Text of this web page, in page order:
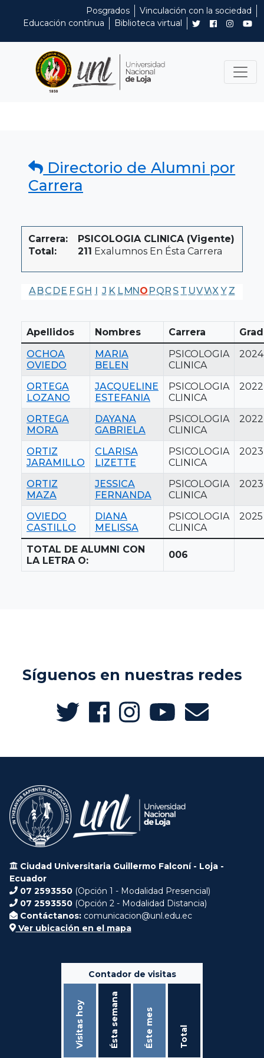
Posgrados
Vinculación con la sociedad
Educación contínua
Biblioteca virtual
Directorio de Alumni por
Carrera
Carrera:
PSICOLOGIA CLINICA (Vigente)
Total:
211 Exalumnos En Ésta Carrera
A BC DE F G H I J K LMNO PQR S T UVWX Y Z
Apellidos Nombres Carrera
OCHOA
OVIEDO
MARIA
BELEN
PSICOLOGIA
CLINICA
2024
ORTEGA
LOZANO
JACQUELINE
ESTEFANIA
PSICOLOGIA
CLINICA
2022
ORTEGA
MORA
DAYANA
GABRIELA
PSICOLOGIA
CLINICA
2022
ORTIZ
JARAMILLO
CLARISA
LIZETTE
PSICOLOGIA
CLINICA
2023
ORTIZ
MAZA
JESSICA
FERNANDA
PSICOLOGIA
CLINICA
2023
OVIEDO
CASTILLO
DIANA
MELISSA
PSICOLOGIA
CLINICA
2025
TOTAL DE ALUMNI CON
LA LETRA O:
006
Síguenos en nuestras redes
Ciudad Universitaria Guillermo Falconí - Loja -
Ecuador
07 2593550 (Opción 1 - Modalidad Presencial)
07 2593550 (Opción 2 - Modalidad Distancia)
Contáctanos: comunicacion@unl.edu.ec
Ver ubicación en el mapa
Contador de visitas
Visitas hoy Ésta semana Éste mes Total